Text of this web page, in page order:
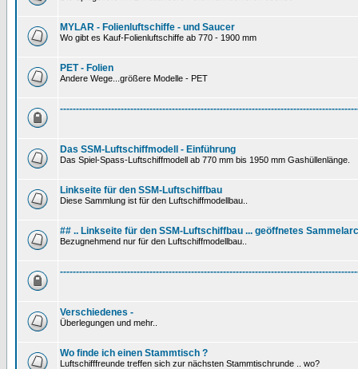
MYLAR - Folienluftschiffe - und Saucer
Wo gibt es Kauf-Folienluftschiffe ab 770 - 1900 mm
PET - Folien
Andere Wege...größere Modelle - PET
Das SSM-Luftschiffmodell - Einführung
Das Spiel-Spass-Luftschiffmodell ab 770 mm bis 1950 mm Gashüllenlänge.
Linkseite für den SSM-Luftschiffbau
Diese Sammlung ist für den Luftschiffmodellbau..
## .. Linkseite für den SSM-Luftschiffbau ... geöffnetes
Bezugnehmend nur für den Luftschiffmodellbau..
Verschiedenes -
Überlegungen und mehr..
Wo finde ich einen Stammtisch ?
Luftschifffreunde treffen sich zur nächsten Stammtischrunde .. wo?